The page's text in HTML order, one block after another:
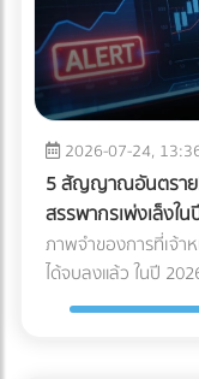
(Unpacking) นำเค
ซ้อน และจัดการนำข
มาตรฐานคุณภาพระ
Logistics ของคุณคว
(ระบบบริหารคุณภาพ
Distribution
แบบ Real-Time (IoT
ไหนแล้ว" ไม่พออีกต่อ
เพื่อวัดค่า G-Force (
ตลอดการเดินทาง ซึ่
ความสมบูรณ์ของสินค้าเมื่อส่งม
โรงแรมให้เป็น
ลูกค้ากลุ่มนี้ให้ยอมจ่า
ยาว คุณต้องปรับแต่ง
Page เฉพาะกิจ
นี้ไปที่หน้า Home ขอ
Page แยกออกมาต่า
เฉพาะ หน้านี้ต้องโช
และระบุความเร็วอิน
Action ที่กระตุ้นให้เกิ
จัดแพ็กเกจ "Ready
จะลดราคาห้องพัก
2026-07-24,
5 สัญญาณอันตราย
สรรพากรเพ่งเล็งใ
ภาพจำของการที่เจ้า
ได้จบลงแล้ว ในปี
ในการเชื่อมโยงข้อมู